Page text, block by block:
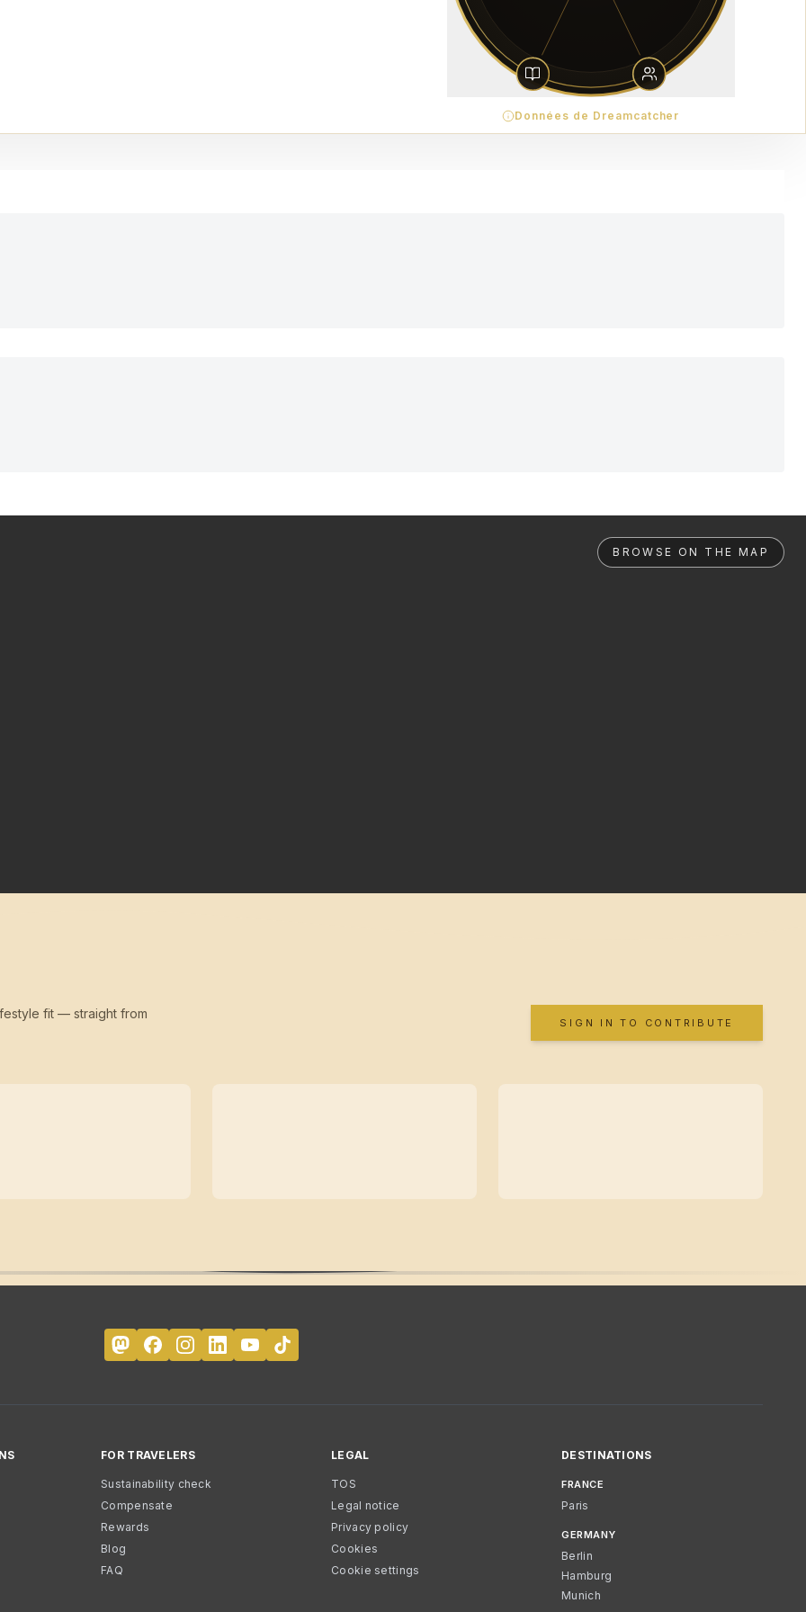
Données de Dreamcatcher
BROWSE ON THE MAP
fit — straight from
SIGN IN TO CONTRIBUTE
FOR TRAVELERS
Sustainability check
Compensate
Rewards
Blog
FAQ
LEGAL
TOS
Legal notice
Privacy policy
Cookies
Cookie settings
DESTINATIONS
FRANCE
Paris
GERMANY
Berlin
Hamburg
Munich